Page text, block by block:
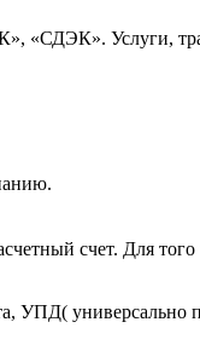
«СДЭК». Услуги,
счет. Для
УПД( универсально